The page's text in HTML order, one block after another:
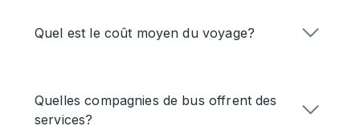
Quel est le coût moyen du voyage?
Quelles compagnies de bus offrent des
services?